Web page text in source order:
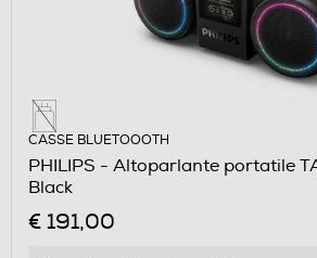
CASSE BLUETOOOTH
PHILIPS - Altoparlante portatile
Black
€ 191,00